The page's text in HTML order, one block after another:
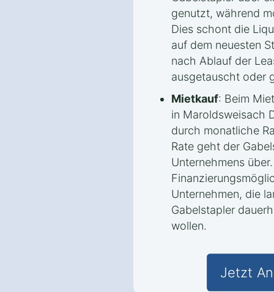
genutzt, während
Dies schont die
auf dem neuesten
nach Ablauf der
ausgetauscht oder
Mietkauf: Beim
in Maroldsweisach
durch monatliche
Rate geht der
Unternehmens
Unternehmen, die
Gabelstapler
wollen.
Jetzt